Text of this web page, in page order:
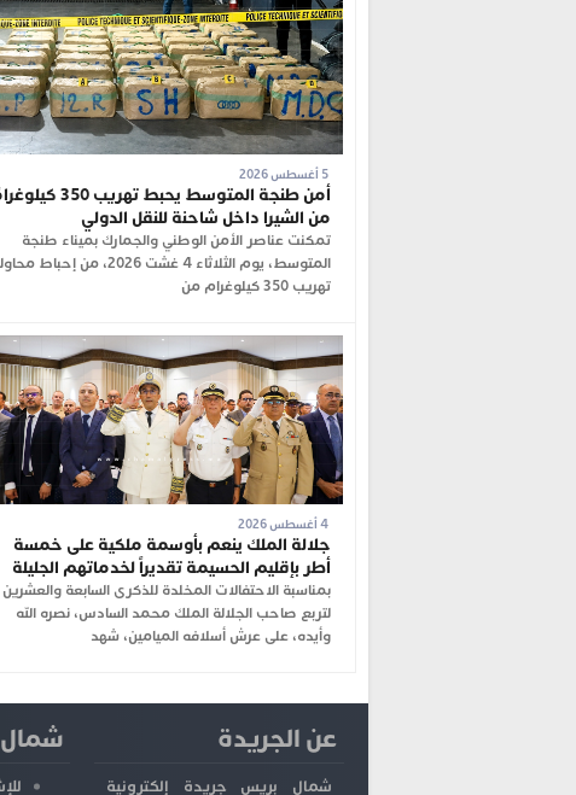
أمن طنجة المتوسط يحبط تهريب 350
من الشيرا داخل شاحنة للنقل الدولي
تمكنت عناصر الأمن الوطني والجمارك بميناء طنجة
المتوسط، يوم الثلاثاء 4 غشت 2026، من إحباط
تهريب 350 كيلوغرام من
جلالة الملك ينعم بأوسمة ملكية على خمسة
أطر بإقليم الحسيمة تقديراً لخدماتهم الجليلة
بمناسبة الاحتفالات المخلدة للذكرى السابعة والعشرين
لتربع صاحب الجلالة الملك محمد السادس، نصره الله
وأيده، على عرش أسلافه الميامين، شهد
عن الجريدة
شمال بريس جريدة إلكترونية